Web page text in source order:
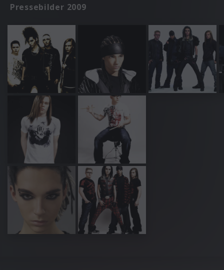
Pressebilder 2009